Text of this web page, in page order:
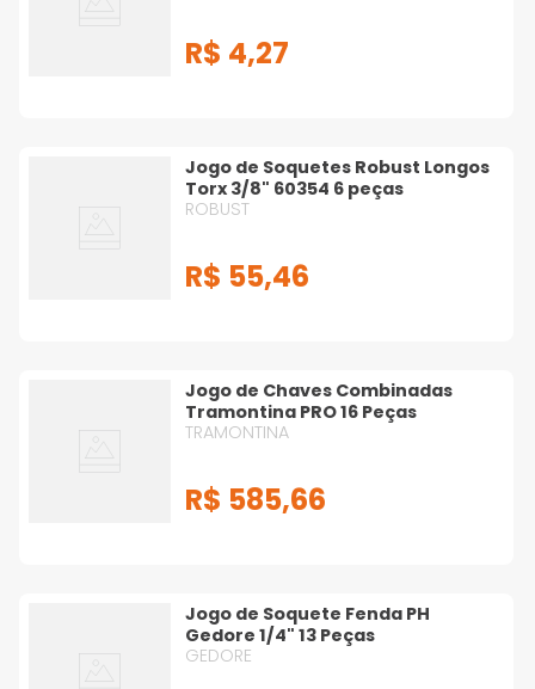
R$ 4,27
Jogo de Soquetes Robust Longos
Torx 3/8" 60354 6 peças
ROBUST
R$ 55,46
Jogo de Chaves Combinadas
Tramontina PRO 16 Peças
TRAMONTINA
R$ 585,66
Jogo de Soquete Fenda PH
Gedore 1/4" 13 Peças
GEDORE